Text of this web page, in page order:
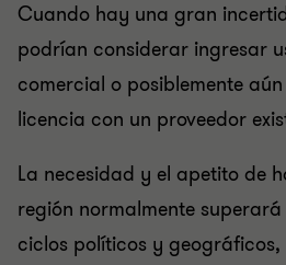
Cuando hay una gran
podrían considerar ingresar
comercial o posiblemente
licencia con un proveedor
La necesidad y el apetito de
región normalmente
ciclos políticos y geográficos,